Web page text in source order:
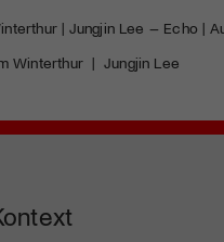
| Jungjin Lee – Echo |
Winterthur | Jungjin Lee